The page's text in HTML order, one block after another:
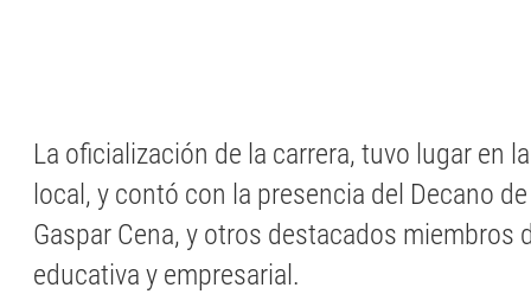
La oficialización de la carrera, tuvo lugar en
local, y contó con la presencia del Decano
Gaspar Cena, y otros destacados miembros
educativa y empresarial.